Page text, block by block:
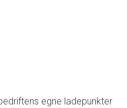
egne ladepunkter